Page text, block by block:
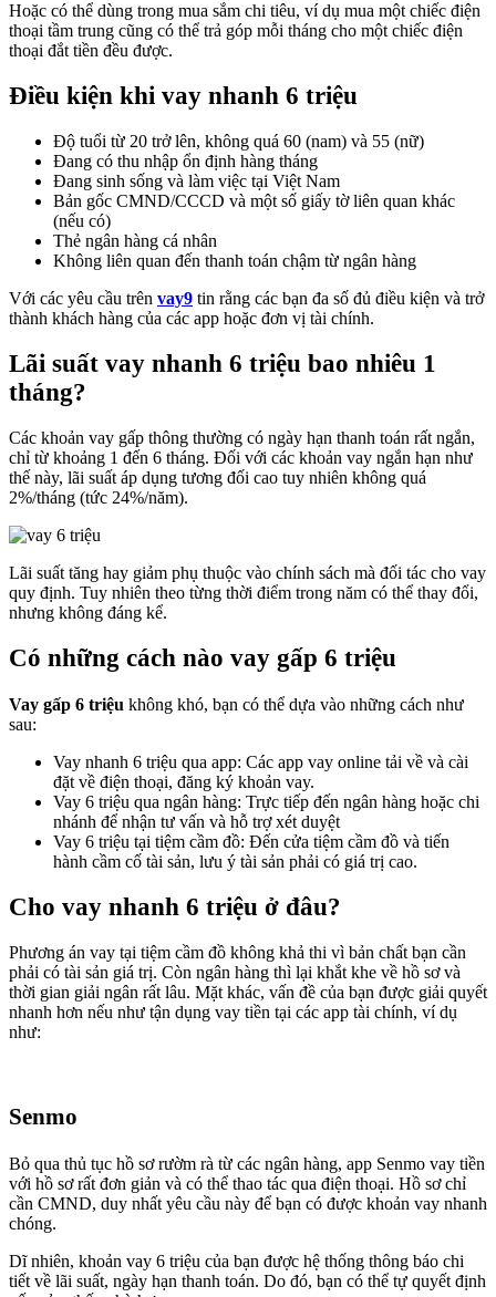
Hoặc có thể dùng trong mua sắm chi tiêu, ví dụ mua một chiếc điện
thoại tầm trung cũng có thể trả góp mỗi tháng cho một chiếc điện
thoại đắt tiền đều được.
Điều kiện khi vay nhanh 6 triệu
Độ tuổi từ 20 trở lên, không quá 60 (nam) và 55 (nữ)
Đang có thu nhập ổn định hàng tháng
Đang sinh sống và làm việc tại Việt Nam
Bản gốc CMND/CCCD và một số giấy tờ liên quan khác
(nếu có)
Thẻ ngân hàng cá nhân
Không liên quan đến thanh toán chậm từ ngân hàng
Với các yêu cầu trên vay9 tin rằng các bạn đa số đủ điều kiện và trở
thành khách hàng của các app hoặc đơn vị tài chính.
Lãi suất vay nhanh 6 triệu bao nhiêu 1
tháng?
Các khoản vay gấp thông thường có ngày hạn thanh toán rất ngắn,
chỉ từ khoảng 1 đến 6 tháng. Đối với các khoản vay ngắn hạn như
thế này, lãi suất áp dụng tương đối cao tuy nhiên không quá
2%/tháng (tức 24%/năm).
Lãi suất tăng hay giảm phụ thuộc vào chính sách mà đối tác cho vay
quy định. Tuy nhiên theo từng thời điểm trong năm có thể thay đổi,
nhưng không đáng kể.
Có những cách nào vay gấp 6 triệu
Vay gấp 6 triệu không khó, bạn có thể dựa vào những cách như
sau:
Vay nhanh 6 triệu qua app: Các app vay online tải về và cài
đặt về điện thoại, đăng ký khoản vay.
Vay 6 triệu qua ngân hàng: Trực tiếp đến ngân hàng hoặc chi
nhánh để nhận tư vấn và hỗ trợ xét duyệt
Vay 6 triệu tại tiệm cầm đồ: Đến cửa tiệm cầm đồ và tiến
hành cầm cố tài sản, lưu ý tài sản phải có giá trị cao.
Cho vay nhanh 6 triệu ở đâu?
Phương án vay tại tiệm cầm đồ không khả thi vì bản chất bạn cần
phải có tài sản giá trị. Còn ngân hàng thì lại khắt khe về hồ sơ và
thời gian giải ngân rất lâu. Mặt khác, vấn đề của bạn được giải quyết
nhanh hơn nếu như tận dụng vay tiền tại các app tài chính, ví dụ
như:
Senmo
Bỏ qua thủ tục hồ sơ rườm rà từ các ngân hàng, app Senmo vay tiền
với hồ sơ rất đơn giản và có thể thao tác qua điện thoại. Hồ sơ chỉ
cần CMND, duy nhất yêu cầu này để bạn có được khoản vay nhanh
chóng.
Dĩ nhiên, khoản vay 6 triệu của bạn được hệ thống thông báo chi
tiết về lãi suất, ngày hạn thanh toán. Do đó, bạn có thể tự quyết định